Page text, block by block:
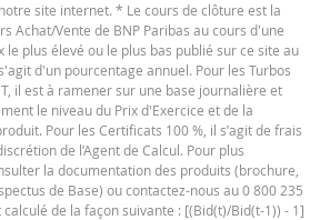
RÉSUMÉ
site internet. * Le cours de clôture est la
Achat/Vente de BNP Paribas au cours d'une
plus élevé ou le plus bas publié sur ce site au
d'un pourcentage annuel. Pour les Turbos
il est à ramener sur une base journalière et
le niveau du Prix d'Exercice et de la
Pour les Certificats 100 %, il s’agit de frais
de l’Agent de Calcul. Pour plus
la documentation des produits (brochure,
de Base) ou contactez-nous au 0 800 235
de la façon suivante : [(Bid(t)/Bid(t-1)) - 1]